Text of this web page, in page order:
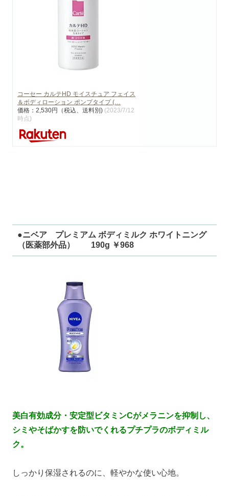
コーセー カルテHD モイスチュア フェイス
＆ボディローション ポンプタイプ (…
価格：2,530円（税込、送料別) (2023/7/12
時点)
●ニベア プレミアム ボディミルク ホワイトニング
（医薬部外品） 190g ￥968
美白有効成分・安定型ビタミンCがメラニンを抑制し、
シミやそばかすを防いでくれるプチプラのボディミル
ク。
しっかり保湿されるのに、軽やかな使い心地。